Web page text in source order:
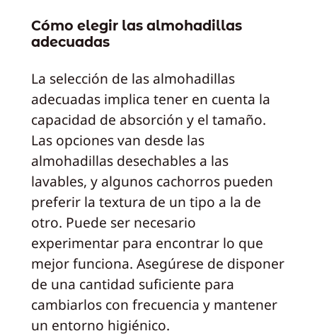
Cómo elegir las almohadillas
adecuadas
La selección de las almohadillas
adecuadas implica tener en cuenta la
capacidad de absorción y el tamaño.
Las opciones van desde las
almohadillas desechables a las
lavables, y algunos cachorros pueden
preferir la textura de un tipo a la de
otro. Puede ser necesario
experimentar para encontrar lo que
mejor funciona. Asegúrese de disponer
de una cantidad suficiente para
cambiarlos con frecuencia y mantener
un entorno higiénico.